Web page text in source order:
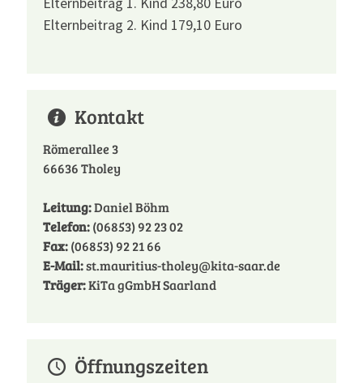
Elternbeitrag 2. Kind 179,10 Euro
Kontakt
Römerallee 3
66636 Tholey
Leitung:Daniel Böhm
Telefon:(06853) 92 23 02
Fax:(06853) 92 21 66
E-Mail:st.mauritius-tholey@kita-saar.de
Träger:KiTa gGmbH Saarland
Öffnungszeiten